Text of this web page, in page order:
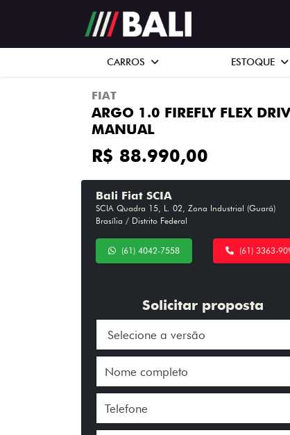
CARROS ESTOQUE
FIAT
ARGO 1.0 FIREFLY FLEX
MANUAL
R$ 88.990,00
Bali Fiat SCIA
SCIA Quadra 15, L. 02, Zona Industrial (Guará)
Brasília / Distrito Federal
(61) 3363-
(61) 4042-7558
Solicitar proposta